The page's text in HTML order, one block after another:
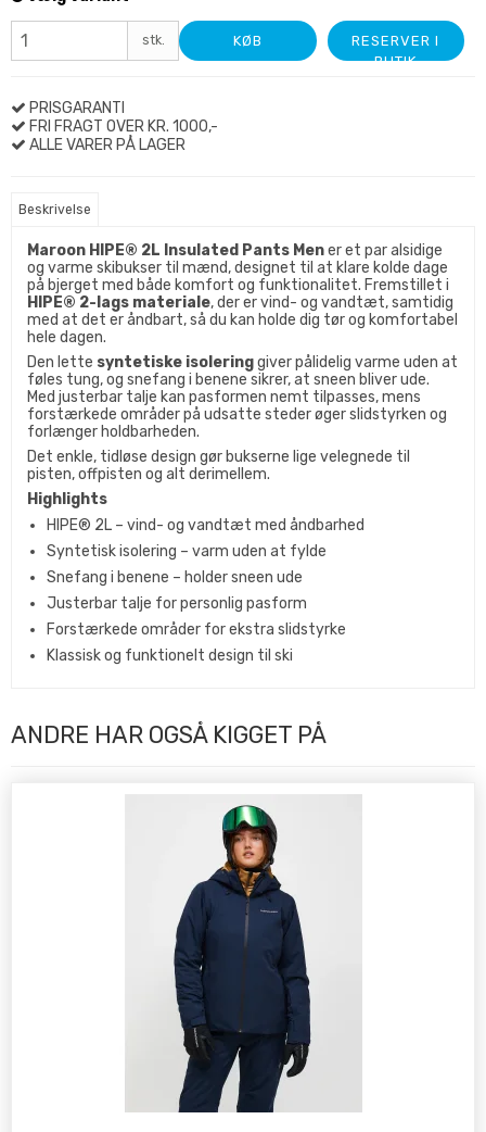
stk. KØB
RESERVER I
BUTIK
PRISGARANTI
FRI FRAGT OVER KR. 1000,-
ALLE VARER PÅ LAGER
Beskrivelse
Maroon HIPE® 2L Insulated Pants Mener et par alsidige
og varme skibukser til mænd, designet til at klare kolde dage
på bjerget med både komfort og funktionalitet. Fremstillet i
HIPE® 2-lags materiale, der er vind- og vandtæt, samtidig
med at det er åndbart, så du kan holde dig tør og komfortabel
hele dagen.
Den lette syntetiske isoleringgiver pålidelig varme uden at
føles tung, og snefang i benene sikrer, at sneen bliver ude.
Med justerbar talje kan pasformen nemt tilpasses, mens
forstærkede områder på udsatte steder øger slidstyrken og
forlænger holdbarheden.
Det enkle, tidløse design gør bukserne lige velegnede til
pisten, offpisten og alt derimellem.
Highlights
HIPE® 2L – vind- og vandtæt med åndbarhed
Syntetisk isolering – varm uden at fylde
Snefang i benene – holder sneen ude
Justerbar talje for personlig pasform
Forstærkede områder for ekstra slidstyrke
Klassisk og funktionelt design til ski
ANDRE HAR OGSÅ KIGGET PÅ